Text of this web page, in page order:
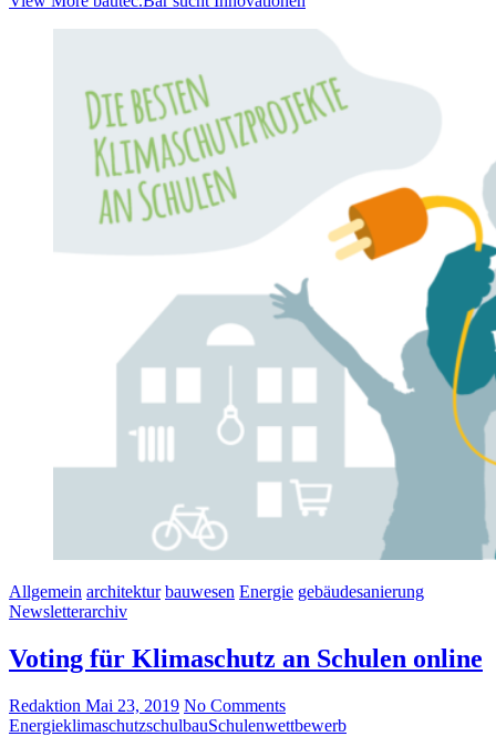
Allgemein architektur bauwesen Energie gebäudesanierung
Newsletterarchiv
Voting für Klimaschutz an Schulen online
Redaktion Mai 23, 2019 No Comments
EnergieklimaschutzschulbauSchulenwettbewerb